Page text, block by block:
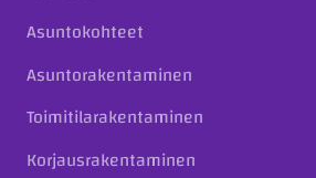
Asuntokohteet
Asuntorakentaminen
Toimitilarakentaminen
Korjausrakentaminen